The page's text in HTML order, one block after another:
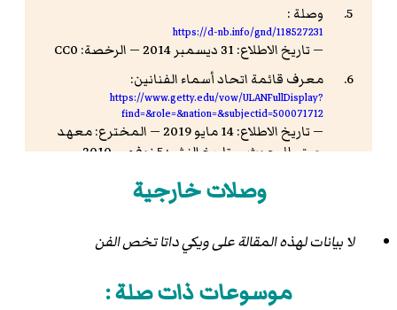
وصلة :
https://d-nb.info/gnd/118527231
— تاريخ الاطلاع: 31 ديسمبر 2014 — الرخصة: CC0
معرف قائمة اتحاد أسماء الفنانين:
https://www.getty.edu/vow/ULANFullDisplay?
find=&role=&nation=&subjectid=500071712
— تاريخ الاطلاع: 14 مايو 2019 — المخترع: معهد
جيتي للبحوث — تاريخ النشر: 5 نوفمبر 2010
Der Orden pour le Merite für Wissenschaft und
Künste. Die Mitglieder des Orden.Band I. Gebr.
Church of the Twelve Apostles, Berlin: Drake's
محفوظة2014-03-09 على موقع واي باك مشين.
وصلات خارجية
لا بيانات لهذه المقالة على ويكي داتا تخص الفن
موسوعات ذات صلة :